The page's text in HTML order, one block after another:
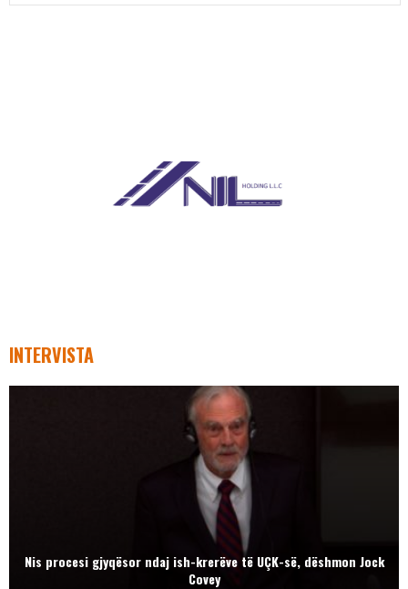
INTERVISTA
Nis procesi gjyqësor ndaj ish-krerëve të UÇK-së, dëshmon Jock
Covey